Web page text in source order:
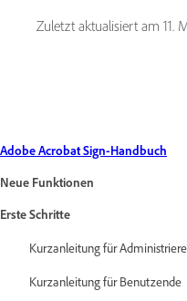
Zuletzt aktualisiert am 11.
Adobe Acrobat Sign-Handbuch
Neue Funktionen
Erste Schritte
Kurzanleitung für
Kurzanleitung für Benutzende